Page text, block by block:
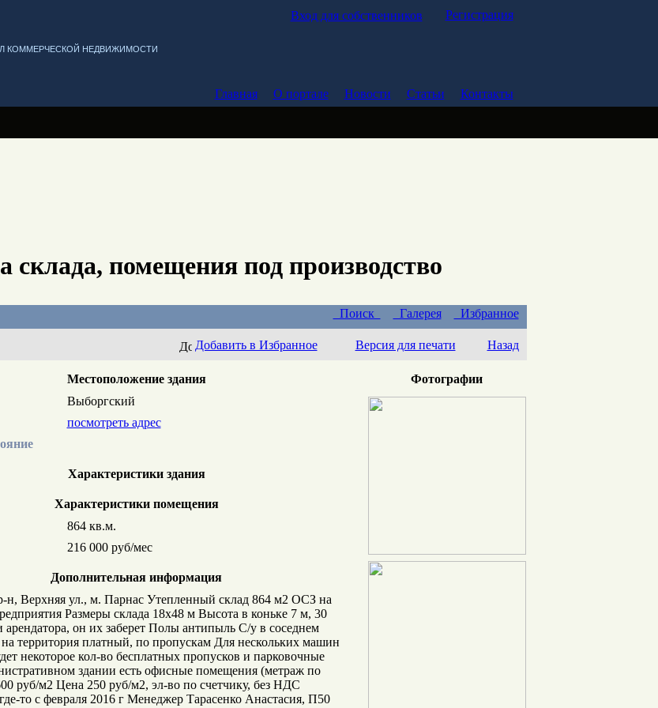
Вход для собственников Регистрация
КОММЕРЧЕСКОЙ НЕДВИЖИМОСТИ
Главная О портале Новости Статьи Контакты
склада, помещения под производство
Поиск Галерея Избранное
Добавить в Избранное Версия для печати Назад
Местоположение здания
Выборгский
посмотреть адрес
Характеристики здания
Характеристики помещения
864 кв.м.
216 000 руб/мес
Дополнительная информация
н, Верхняя ул., м. Парнас Утепленный склад 864 м2 ОСЗ на
Размеры склада 18х48 м Высота в коньке 7 м, 30
он их заберет Полы антипыль С/у в соседнем
территория платный, по пропускам Для нескольких машин
некоторое кол-во бесплатных пропусков и парковочные
здании есть офисные помещения (метраж по
руб/м2 Цена 250 руб/м2, эл-во по счетчику, без НДС
то с февраля 2016 г Менеджер Тарасенко Анастасия, П50
Фотографии